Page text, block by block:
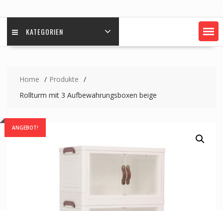
KATEGORIEN
Home
Produkte
Rollturm mit 3 Aufbewahrungsboxen beige
ANGEBOT!